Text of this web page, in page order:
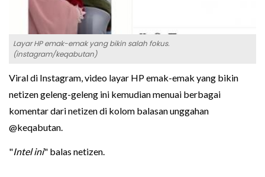
Layar HP emak-emak yang bikin salah fokus.
(instagram/keqabutan)
Viral di Instagram, video layar HP emak-emak yang bikin
netizen geleng-geleng ini kemudian menuai berbagai
komentar dari netizen di kolom balasan unggahan
@keqabutan.
"Intel ini" balas netizen.